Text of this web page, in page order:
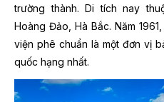
trường thành. Di tích nay
Hoàng Đảo, Hà Bắc. Năm 1961,
viện phê chuẩn là một đơn vị
quốc hạng nhất.